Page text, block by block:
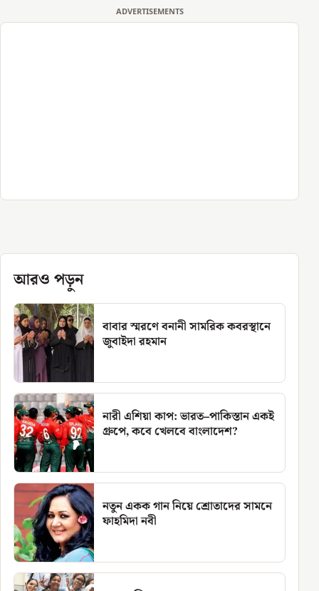
ADVERTISEMENTS
আরও পড়ুন
বাবার স্মরণে বনানী সামরিক কবরস্থানে
জুবাইদা রহমান
নারী এশিয়া কাপ: ভারত–পাকিস্তান একই
গ্রুপে, কবে খেলবে বাংলাদেশ?
নতুন একক গান নিয়ে শ্রোতাদের সামনে
ফাহমিদা নবী